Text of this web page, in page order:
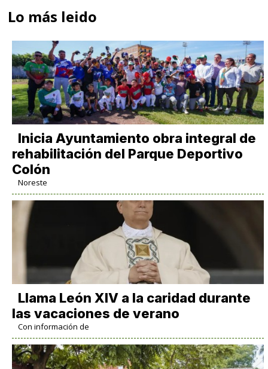
Lo más leido
Inicia Ayuntamiento obra integral de
rehabilitación del Parque Deportivo
Colón
Noreste
Llama León XIV a la caridad durante
las vacaciones de verano
Con información de